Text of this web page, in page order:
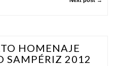
HOMENAJE
SAMPÉRIZ 2012